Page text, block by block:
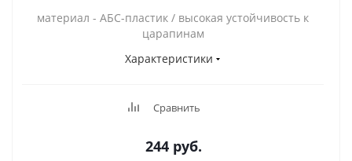
материал - АБС-пластик / высокая устойчивость к
царапинам
Характеристики
Сравнить
244руб.